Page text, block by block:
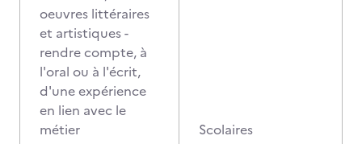
oeuvres littéraires
et artistiques -
rendre compte, à
l'oral ou à l'écrit,
d'une expérience
en lien avec le
métier
Scolaires